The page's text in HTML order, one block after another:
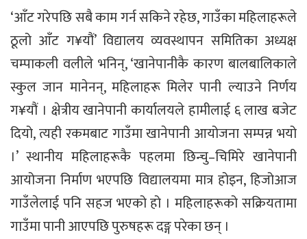
‘आँट गरेपछि सबै काम गर्न सकिने रहेछ, गाउँका महिलाहरूले
ठूलो आँट ग¥यौं’ विद्यालय व्यवस्थापन समितिका अध्यक्ष
चम्पाकली वलीले भनिन्, ‘खानेपानीकै कारण बालबालिकाले
स्कुल जान मानेनन्, महिलाहरू मिलेर पानी ल्याउने निर्णय
ग¥यौं । क्षेत्रीय खानेपानी कार्यालयले हामीलाई ६ लाख बजेट
दियो, त्यही रकमबाट गाउँमा खानेपानी आयोजना सम्पन्न भयो
।’ स्थानीय महिलाहरूकै पहलमा छिन्चु–चिमिरे खानेपानी
आयोजना निर्माण भएपछि विद्यालयमा मात्र होइन, हिजोआज
गाउँलेलाई पनि सहज भएको हो । महिलाहरूको सक्रियतामा
गाउँमा पानी आएपछि पुरुषहरू दङ्ग परेका छन् ।